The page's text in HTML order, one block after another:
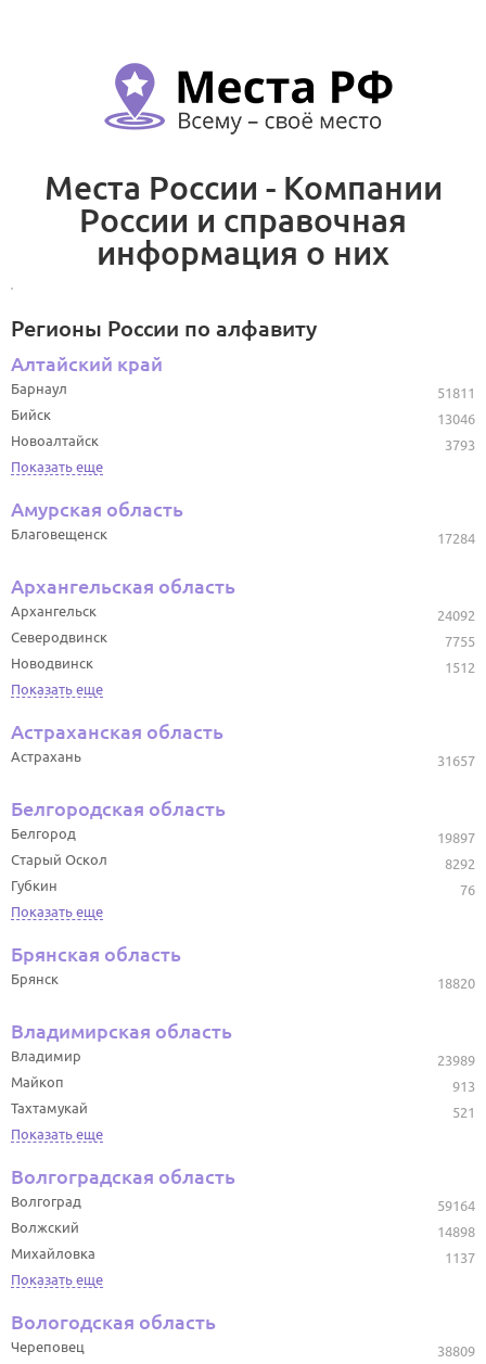
Места России - Компании
России и справочная
информация о них
Регионы России по алфавиту
Алтайский край
51811
Барнаул
13046
Бийск
3793
Новоалтайск
Показать еще
Амурская область
17284
Благовещенск
Архангельская область
24092
Архангельск
7755
Северодвинск
1512
Новодвинск
Показать еще
Астраханская область
31657
Астрахань
Белгородская область
19897
Белгород
8292
Старый Оскол
76
Губкин
Показать еще
Брянская область
18820
Брянск
Владимирская область
23989
Владимир
913
Майкоп
521
Тахтамукай
Показать еще
Волгоградская область
59164
Волгоград
14898
Волжский
1137
Михайловка
Показать еще
Вологодская область
38809
Череповец